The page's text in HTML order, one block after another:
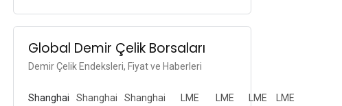
Global Demir Çelik Borsaları
Demir Çelik Endeksleri, Fiyat ve Haberleri
Shanghai
Shanghai
Shanghai
LME
LME
LME
LME